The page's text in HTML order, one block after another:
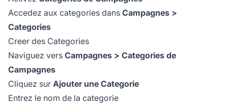
Accedez aux categories dans Campagnes >
Categories
Creer des Categories
Naviguez vers Campagnes > Categories de
Campagnes
Cliquez sur Ajouter une Categorie
Entrez le nom de la categorie